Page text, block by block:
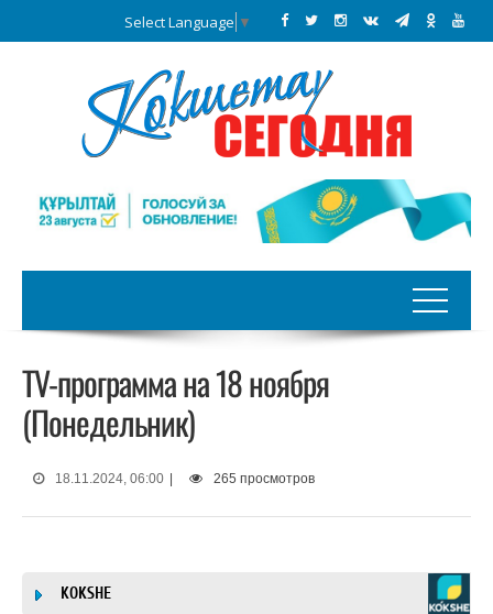
Select Language ▼
TV-программа на 18 ноября
(Понедельник)
18.11.2024, 06:00 265 просмотров
KOKSHE